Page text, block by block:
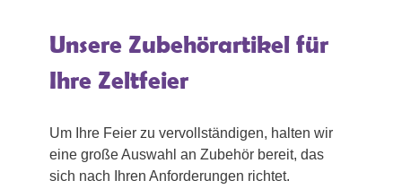
Unsere Zubehörartikel für
Ihre Zeltfeier
Um Ihre Feier zu vervollständigen, halten wir
eine große Auswahl an Zubehör bereit, das
sich nach Ihren Anforderungen richtet.